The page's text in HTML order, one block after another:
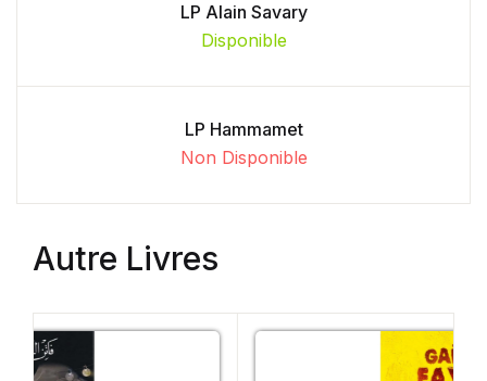
LP Alain Savary
Disponible
LP Hammamet
Non Disponible
Autre Livres